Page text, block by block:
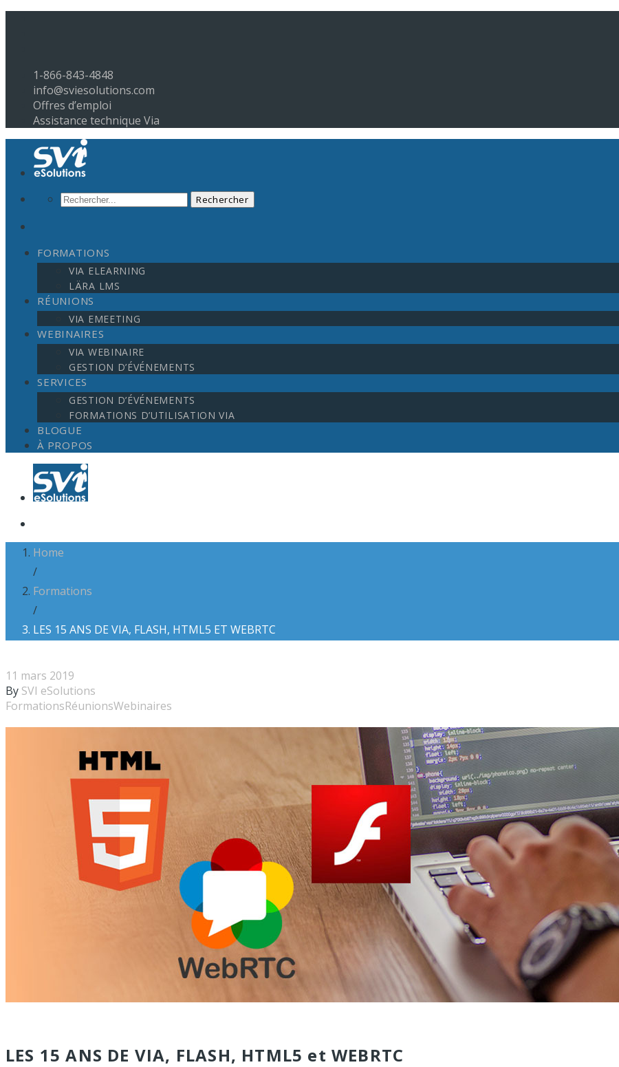
1-866-843-4848
info@sviesolutions.com
Offres d’emploi
Assistance technique Via
FORMATIONS
VIA ELEARNING
LÄRA LMS
RÉUNIONS
VIA EMEETING
WEBINAIRES
VIA WEBINAIRE
GESTION D’ÉVÉNEMENTS
SERVICES
GESTION D’ÉVÉNEMENTS
FORMATIONS D’UTILISATION VIA
BLOGUE
À PROPOS
Home
/
Formations
/
LES 15 ANS DE VIA, FLASH, HTML5 ET WEBRTC
11 mars 2019
By SVI eSolutions
FormationsRéunionsWebinaires
LES 15 ANS DE VIA, FLASH, HTML5 et WEBRTC